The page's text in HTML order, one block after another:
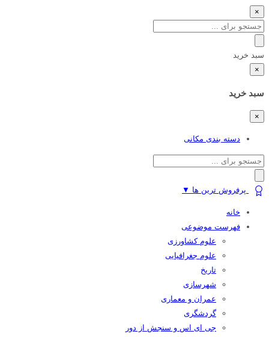
×
سبد خرید
×
سبد خرید
×
دسته بندی مکانی
پرفروش ترین ها ▼
خانه
فهرست موضوعی
علوم کشاورزی
علوم جغرافیایی
تاریخ
شهرسازی
عمران و معماری
گردشگری
جی ای اس و سنجش از دور